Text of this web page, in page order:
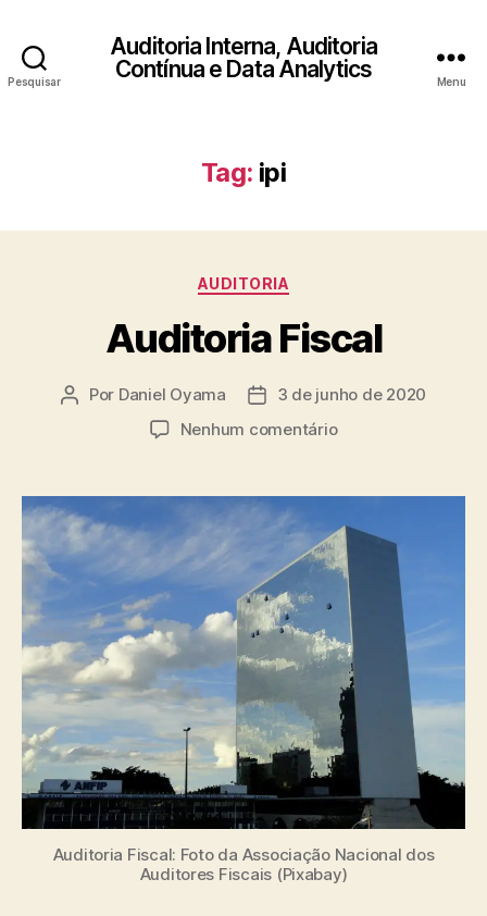
Pesquisar
Auditoria Interna, Auditoria
Contínua e Data Analytics
Menu
Tag: ipi
Categorias
AUDITORIA
Auditoria Fiscal
Autor
Por Daniel Oyama
Data3 de junho de 2020
Nenhum comentárioem
Auditoria Fiscal: Foto da Associação Nacional dos
Auditores Fiscais (Pixabay)